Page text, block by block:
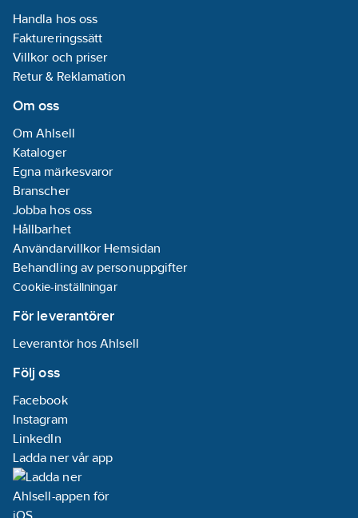
Handla hos oss
Faktureringssätt
Villkor och priser
Retur & Reklamation
Om oss
Om Ahlsell
Kataloger
Egna märkesvaror
Branscher
Jobba hos oss
Hållbarhet
Användarvillkor Hemsidan
Behandling av personuppgifter
Cookie-inställningar
För leverantörer
Leverantör hos Ahlsell
Följ oss
Facebook
Instagram
LinkedIn
Ladda ner vår app